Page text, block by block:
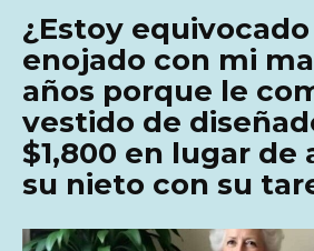
¿Estoy
enojado con mi
años porque le
vestido de
$1,800 en lugar de
su nieto con su